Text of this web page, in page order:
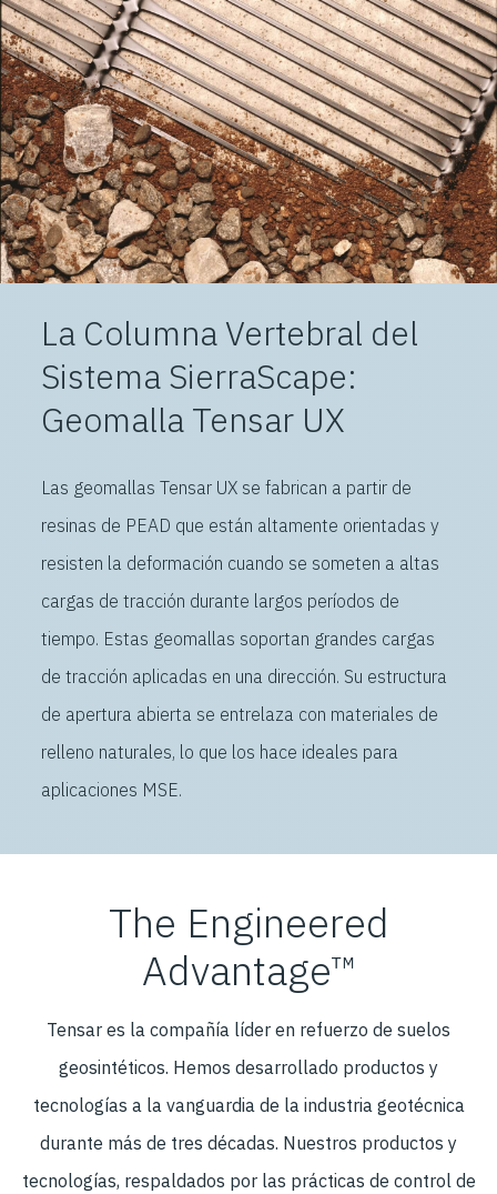
La Columna Vertebral del
Sistema SierraScape:
Geomalla Tensar UX
Las geomallas Tensar UX se fabrican a partir de
resinas de PEAD que están altamente orientadas y
resisten la deformación cuando se someten a altas
cargas de tracción durante largos períodos de
tiempo. Estas geomallas soportan grandes cargas
de tracción aplicadas en una dirección. Su estructura
de apertura abierta se entrelaza con materiales de
relleno naturales, lo que los hace ideales para
aplicaciones MSE.
The Engineered
Advantage™
Tensar es la compañía líder en refuerzo de suelos
geosintéticos. Hemos desarrollado productos y
tecnologías a la vanguardia de la industria geotécnica
durante más de tres décadas. Nuestros productos y
tecnologías, respaldados por las prácticas de control de